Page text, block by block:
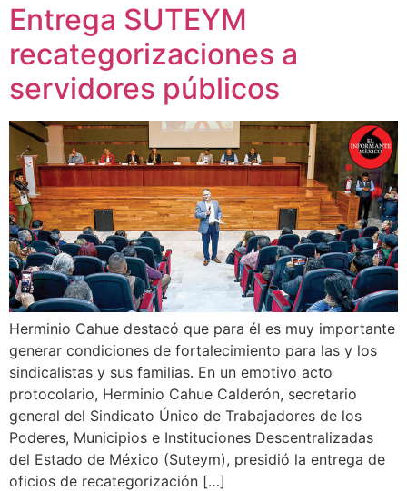
Entrega SUTEYM
recategorizaciones a
servidores públicos
Herminio Cahue destacó que para él es muy importante
generar condiciones de fortalecimiento para las y los
sindicalistas y sus familias. En un emotivo acto
protocolario, Herminio Cahue Calderón, secretario
general del Sindicato Único de Trabajadores de los
Poderes, Municipios e Instituciones Descentralizadas
del Estado de México (Suteym), presidió la entrega de
oficios de recategorización […]